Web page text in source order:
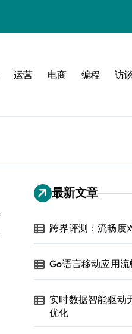
运营 电商 编程 访
最新文章
跨界评测：流畅度
Go语言移动应用
实时数据智能驱动
优化